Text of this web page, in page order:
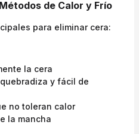
de Calor y Frío
para eliminar cera:
la cera
y fácil de
no toleran calor
la mancha